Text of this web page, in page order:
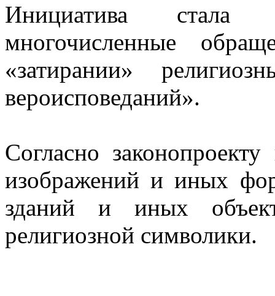
Инициатива стала
многочисленные
«затирании»
вероисповеданий».
Согласно
изображений и иных
зданий и иных
религиозной символики.